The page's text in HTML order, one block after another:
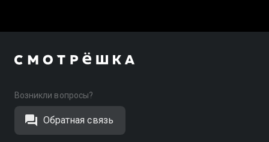
Возникли вопросы?
Обратная связь